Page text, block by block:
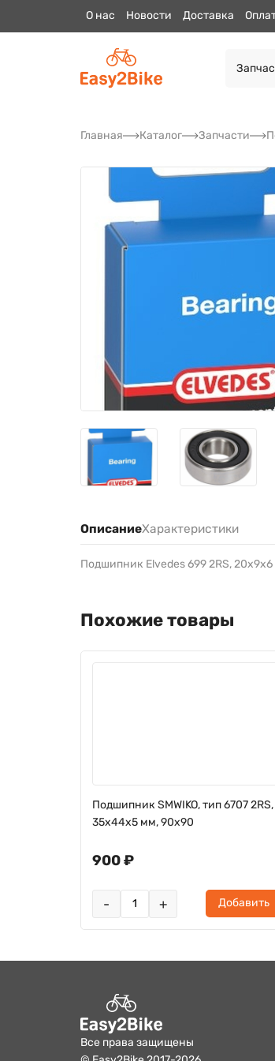
О нас Новости Доставка
Главная Каталог Запчасти
ОписаниеХарактеристики
Подшипник Elvedes 699 2RS, 20х9х6
Похожие товары
Подшипник SMWIKO, тип 6707 2RS,
35х44х5 мм, 90x90
900 ₽
- + Добавить
Все права защищены